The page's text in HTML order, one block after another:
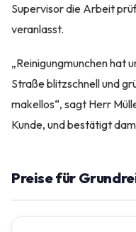
Supervisor die Arbeit
veranlasst.
„Reinigungmunchen hat
Straße blitzschnell und
makellos“, sagt Herr
Kunde, und bestätigt
Preise für